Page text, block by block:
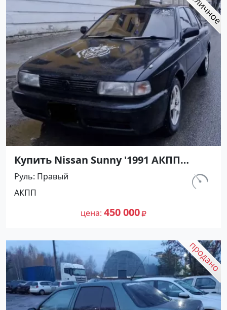
Купить Nissan Sunny '1991 АКПП
(1400/75 л.с.) Бензин инжектор
Мостовской цвет Черный Седан по
цене 450000 рублей, объявление
№27489 на сайте Авторынок23
км.
Руль Правый
АКПП
цена 450 000